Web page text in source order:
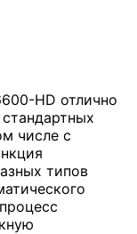
HD отлично
числе с
типов